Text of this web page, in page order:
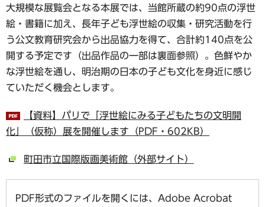
大規模な展覧会となる本展では、当館所蔵の約90点の浮世
絵・書籍に加え、長年子ども浮世絵の収集・研究活動を行
う公文教育研究会から出品協力を得て、合計約140点を公
開する予定です（出品作品の一部は裏面参照）。色鮮やか
な浮世絵を通し、明治期の日本の子ども文化を身近に感じ
ていただく機会とします。
【資料】パリで「浮世絵にみる子どもたちの文明開
化」（仮称）展を開催します（PDF・602KB）
町田市立国際版画美術館（外部サイト）
PDF形式のファイルを開くには、Adobe Acrobat